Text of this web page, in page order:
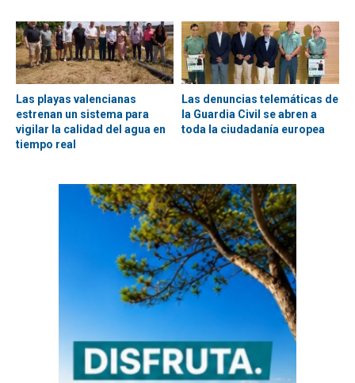
Las playas valencianas
estrenan un sistema para
vigilar la calidad del agua en
tiempo real
Las denuncias telemáticas de
la Guardia Civil se abren a
toda la ciudadanía europea